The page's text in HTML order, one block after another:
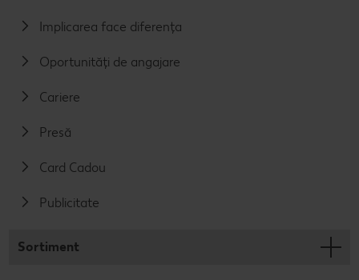
Implicarea face diferența
Oportunități de angajare
Cariere
Presă
Card Cadou
Publicitate
Sortiment